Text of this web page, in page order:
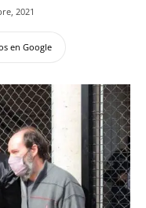
2021
en Google